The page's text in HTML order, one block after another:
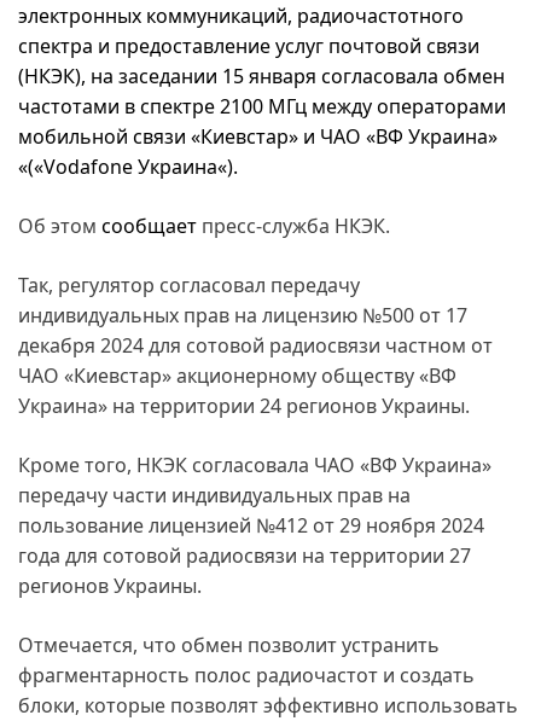
электронных коммуникаций, радиочастотного
спектра и предоставление услуг почтовой связи
(НКЭК), на заседании 15 января согласовала обмен
частотами в спектре 2100 МГц между операторами
мобильной связи «Киевстар» и ЧАО «ВФ Украина»
«(«Vodafone Украина«).
Об этом сообщает пресс-служба НКЭК.
Так, регулятор согласовал передачу
индивидуальных прав на лицензию №500 от 17
декабря 2024 для сотовой радиосвязи частном от
ЧАО «Киевстар» акционерному обществу «ВФ
Украина» на территории 24 регионов Украины.
Кроме того, НКЭК согласовала ЧАО «ВФ Украина»
передачу части индивидуальных прав на
пользование лицензией №412 от 29 ноября 2024
года для сотовой радиосвязи на территории 27
регионов Украины.
Отмечается, что обмен позволит устранить
фрагментарность полос радиочастот и создать
блоки, которые позволят эффективно использовать